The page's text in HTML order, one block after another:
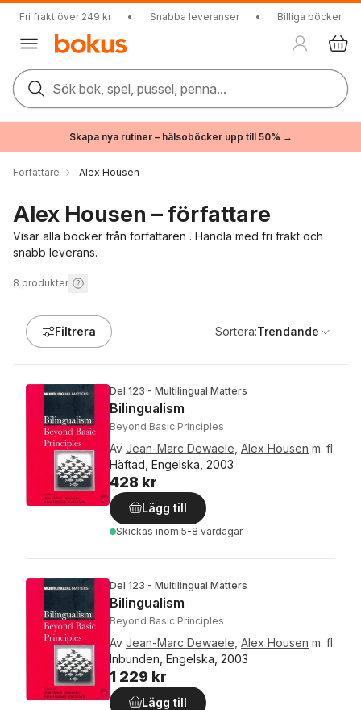
Fri frakt över 249 kr • Snabba leveranser • Billiga böcker
Sök bok, spel, pussel, penna...
Skapa nya rutiner – hälsoböcker upp till 50% →
Författare Alex Housen
Alex Housen – författare
Visar alla böcker från författaren . Handla med fri frakt och
snabb leverans.
8 produkter
Filtrera Sortera:Trendande
Del 123 - Multilingual Matters
Bilingualism
Beyond Basic Principles
Av Jean-Marc Dewaele Alex Housen m. fl.
Häftad, Engelska, 2003
428 kr
Lägg till
Skickas inom 5-8 vardagar
Del 123 - Multilingual Matters
Bilingualism
Beyond Basic Principles
Av Jean-Marc Dewaele Alex Housen m. fl.
Inbunden, Engelska, 2003
1 229 kr
Lägg till